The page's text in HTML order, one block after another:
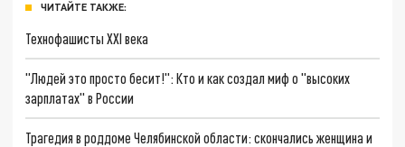
ЧИТАЙТЕ ТАКЖЕ:
Технофашисты XXI века
"Людей это просто бесит!": Кто и как создал миф о "высоких
зарплатах" в России
Трагедия в роддоме Челябинской области: скончались женщина и